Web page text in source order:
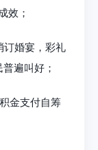
效；
订婚宴，彩礼
遍叫好；
金支付自筹